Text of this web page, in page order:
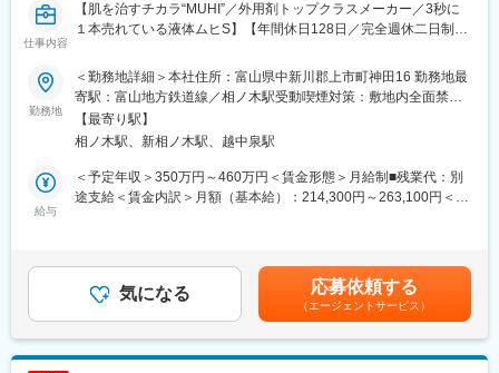
仕事内容
【肌を治すチカラ“MUHI”／外用剤トップクラスメーカー／3秒に
１本売れている液体ムヒS】【年間休日128日／完全週休二日制／
■業務内容：
・原料、資材受入業務及び倉庫への製品出庫業務
（原料・製品の重さは10～20kgあります）
・業務に付随する資料の作成
・設備管理
・廃棄物処理、管理作業
物流チーム・・・8名
勤務地
＜勤務地詳細＞本社住所：富山県中新川郡上市町神田16 勤務地最
寄駅：富山地方鉄道線／相ノ木駅受動喫煙対策：敷地内全面禁煙
変更の範囲：会社の定める事業所
【最寄り駅】
相ノ木駅、新相ノ木駅、越中泉駅
給与
＜予定年収＞350万円～460万円＜賃金形態＞月給制■残業代：別
途支給＜賃金内訳＞月額（基本給）：214,300円～263,100円＜月
性があります。月給(月額)は固定手当を含めた表記です。
気になる 応募依頼する
（エージェントサービス）